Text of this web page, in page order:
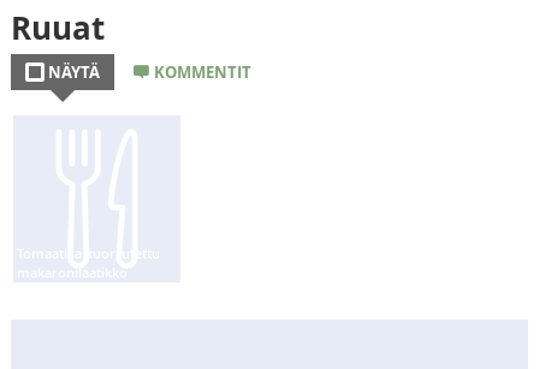
KESKUSTELUT
KOTIKOKIT
Ruuat
NÄYTÄ KOMMENTIT